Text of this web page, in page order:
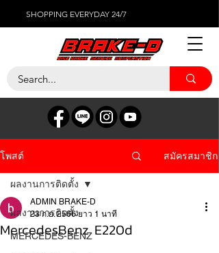
SHOPPING EVERYDAY 24/7
โพสต์ สมัครสมาชิก
ผลงานการติดตั้ง
MERCEDES-BENZ
ผลงานการติดตั้ง
MercedesBenz E220d
ADMIN BRAKE-D
23 ก.ย. 2566 ยาว 1 นาที